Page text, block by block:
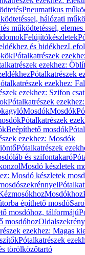
Pneumatikus
hálózati
működtetéssel,
Felújítókészletek
és bidékhez
Pótalkatrészek
ezekhez:
Pótalkatrészek
ezekhez:
ezekhez: Szifon
Pótalkatrészek
MosdókMosdók
Pótalkatrészek
Beépíthető mosdók
ezekhez: Mosdók
Pótalkatrészek
és szifontakaró
Mosdó készletek
Mosdó készletek
Mosdókhoz
építhető mosdó
mosdóhoz, tálformájú
mosdóhoz
ezekhez: Magas
Pótalkatrészek
törölközőtartó